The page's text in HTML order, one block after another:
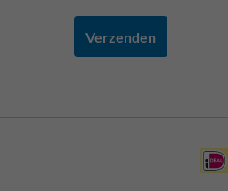
Verzenden